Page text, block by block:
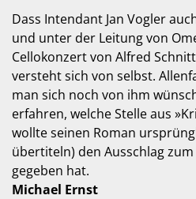
Dass Intendant Jan Vogler
und unter der Leitung von
Cellokonzert von Alfred
versteht sich von selbst.
man sich noch von ihm
erfahren, welche Stelle aus
wollte seinen Roman
übertiteln) den Ausschlag
gegeben hat.
Michael Ernst